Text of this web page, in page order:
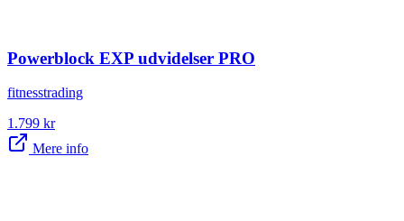
Powerblock EXP udvidelser PRO
fitnesstrading
1.799 kr
Mere info